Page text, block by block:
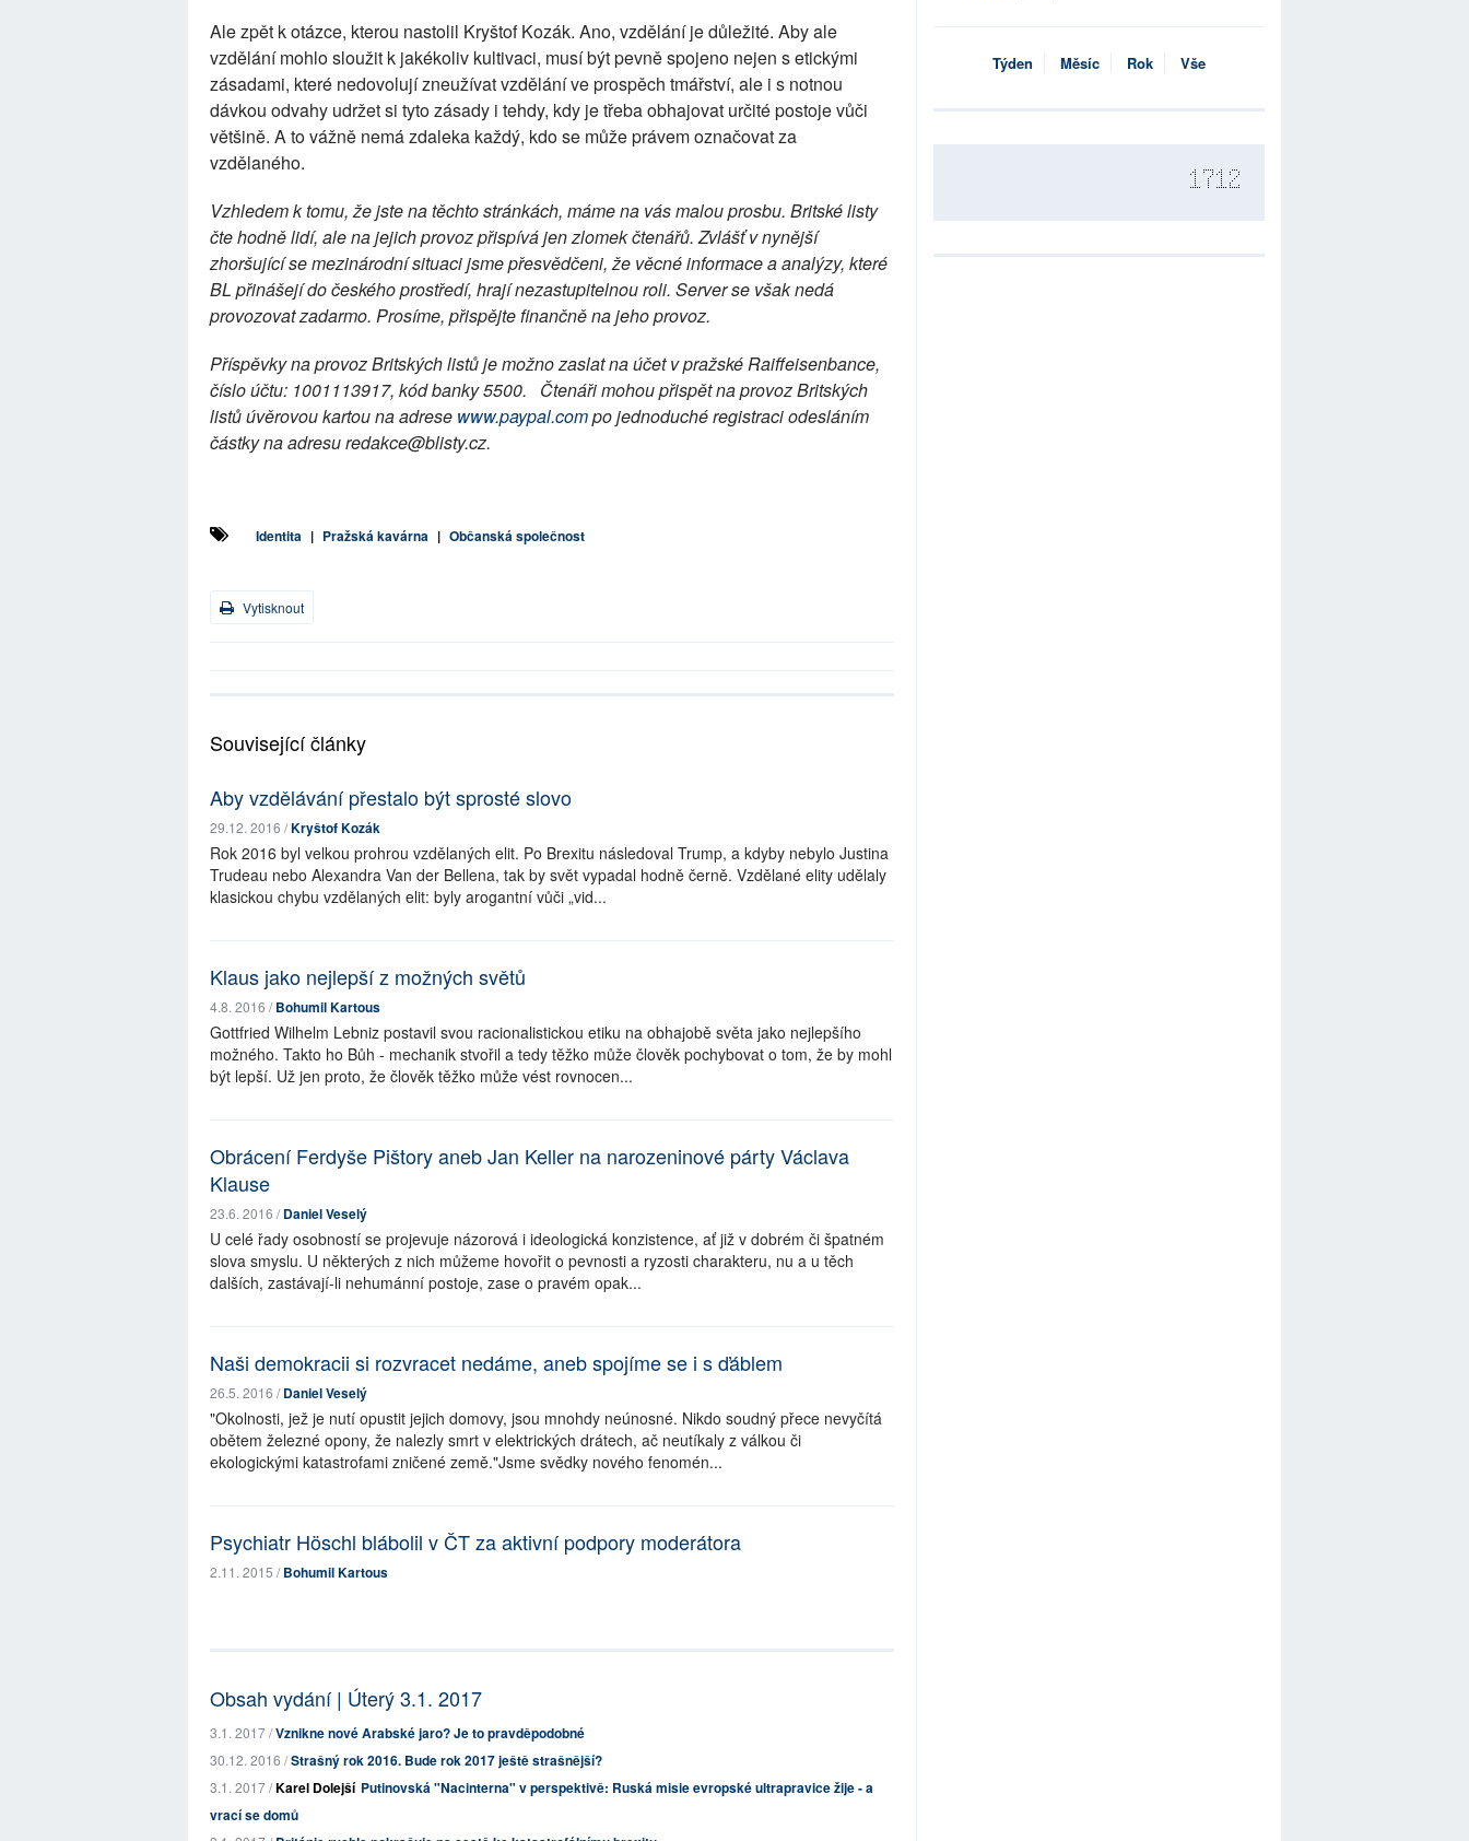
Ale zpět k otázce, kterou nastolil Kryštof Kozák. Ano, vzdělání je důležité. Aby ale
vzdělání mohlo sloužit k jakékoliv kultivaci, musí být pevně spojeno nejen s etickými
zásadami, které nedovolují zneužívat vzdělání ve prospěch tmářství, ale i s notnou
dávkou odvahy udržet si tyto zásady i tehdy, kdy je třeba obhajovat určité postoje vůči
většině. A to vážně nemá zdaleka každý, kdo se může právem označovat za
vzdělaného.
Vzhledem k tomu, že jste na těchto stránkách, máme na vás malou prosbu. Britské listy
čte hodně lidí, ale na jejich provoz přispívá jen zlomek čtenářů. Zvlášť v nynější
zhoršující se mezinárodní situaci jsme přesvědčeni, že věcné informace a analýzy, které
BL přinášejí do českého prostředí, hrají nezastupitelnou roli. Server se však nedá
provozovat zadarmo. Prosíme, přispějte finančně na jeho provoz.
Příspěvky na provoz Britských listů je možno zaslat na účet v pražské Raiffeisenbance,
číslo účtu: 1001113917, kód banky 5500. Čtenáři mohou přispět na provoz Britských
listů úvěrovou kartou na adrese www.paypal.compo jednoduché registraci odesláním
částky na adresu redakce@blisty.cz.
Identita | Pražská kavárna | Občanská společnost
Vytisknout
Související články
Aby vzdělávání přestalo být sprosté slovo
29.12. 2016 /Kryštof Kozák
Rok 2016 byl velkou prohrou vzdělaných elit. Po Brexitu následoval Trump, a kdyby nebylo Justina
Trudeau nebo Alexandra Van der Bellena, tak by svět vypadal hodně černě. Vzdělané elity udělaly
klasickou chybu vzdělaných elit: byly arogantní vůči „vid...
Klaus jako nejlepší z možných světů
4.8. 2016 /Bohumil Kartous
Gottfried Wilhelm Lebniz postavil svou racionalistickou etiku na obhajobě světa jako nejlepšího
možného. Takto ho Bůh - mechanik stvořil a tedy těžko může člověk pochybovat o tom, že by mohl
být lepší. Už jen proto, že člověk těžko může vést rovnocen...
Obrácení Ferdyše Pištory aneb Jan Keller na narozeninové párty Václava
Klause
23.6. 2016 /Daniel Veselý
U celé řady osobností se projevuje názorová i ideologická konzistence, ať již v dobrém či špatném
slova smyslu. U některých z nich můžeme hovořit o pevnosti a ryzosti charakteru, nu a u těch
dalších, zastávají-li nehumánní postoje, zase o pravém opak...
Naši demokracii si rozvracet nedáme, aneb spojíme se i s ďáblem
26.5. 2016 /Daniel Veselý
"Okolnosti, jež je nutí opustit jejich domovy, jsou mnohdy neúnosné. Nikdo soudný přece nevyčítá
obětem železné opony, že nalezly smrt v elektrických drátech, ač neutíkaly z válkou či
ekologickými katastrofami zničené země."Jsme svědky nového fenomén...
Psychiatr Höschl blábolil v ČT za aktivní podpory moderátora
2.11. 2015 /Bohumil Kartous
Obsah vydání | Úterý 3.1. 2017
3.1. 2017 /Vznikne nové Arabské jaro? Je to pravděpodobné
30.12. 2016 /Strašný rok 2016. Bude rok 2017 ještě strašnější?
3.1. 2017 /Karel Dolejší Putinovská "Nacinterna" v perspektivě: Ruská misie evropské ultrapravice žije - a
vrací se domů
Týden Měsíc Rok Vše
1712